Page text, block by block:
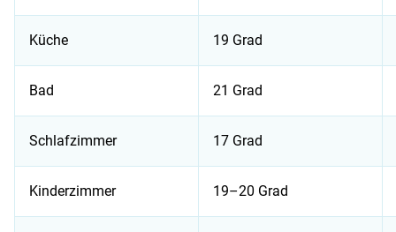
Küche 19 Grad
Bad 21 Grad
Schlafzimmer 17 Grad
Kinderzimmer 19–20 Grad